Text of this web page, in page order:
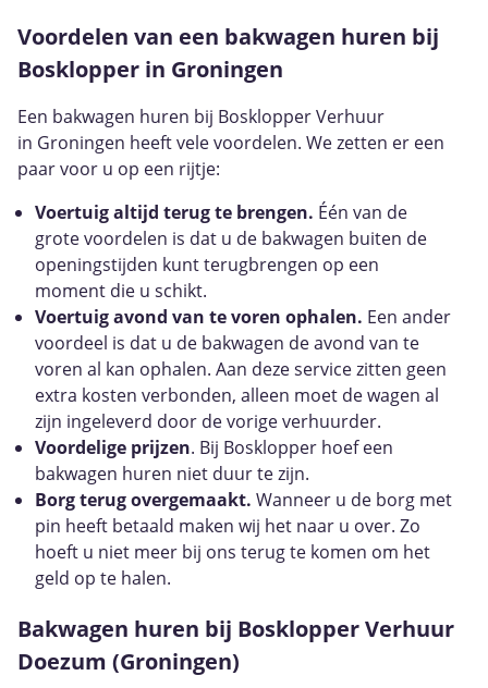
Voordelen van een bakwagen huren bij
Bosklopper in Groningen
Een bakwagen huren bij Bosklopper Verhuur
in Groningen heeft vele voordelen. We zetten er een
paar voor u op een rijtje:
Voertuig altijd terug te brengen. Één van de
grote voordelen is dat u de bakwagen buiten de
openingstijden kunt terugbrengen op een
moment die u schikt.
Voertuig avond van te voren ophalen. Een ander
voordeel is dat u de bakwagen de avond van te
voren al kan ophalen. Aan deze service zitten geen
extra kosten verbonden, alleen moet de wagen al
zijn ingeleverd door de vorige verhuurder.
Voordelige prijzen. Bij Bosklopper hoef een
bakwagen huren niet duur te zijn.
Borg terug overgemaakt. Wanneer u de borg met
pin heeft betaald maken wij het naar u over. Zo
hoeft u niet meer bij ons terug te komen om het
geld op te halen.
Bakwagen huren bij Bosklopper Verhuur
Doezum (Groningen)